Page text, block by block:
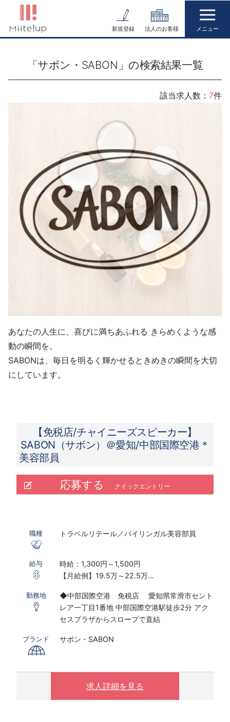
テ
新規登録 法人のお客様
「サボン・SABON」の検索結果一覧
該当求人数： 7件
あなたの人生に、喜びに満ちあふれる きらめくような感
動の瞬間を。
SABONは、毎日を明るく輝かせるときめきの瞬間を大切
にしています。
【免税店/チャイニーズスピーカー】
SABON（サボン）＠愛知/中部国際空港＊
美容部員
応募する クイックエントリー
職種 トラベルリテール／バイリンガル美容部員
給与
時給：1,300円～1,500円
【月給例】19.5万～22.5万
※研修期間あり
※時給は経験・スキルにより決定いたします。
※配属先は適正やスキルにより変更になる場合
がございます。
す。
※ 実働8時間以上は1.25倍
※ 夜10時以降は1.25倍
勤務地
◆中部国際空港 免税店 愛知県常滑市セント
レア一丁目1番地 中部国際空港駅徒歩2分 アク
セスプラザからスロープで直結
ブランド サボン・SABON
求人詳細を見る